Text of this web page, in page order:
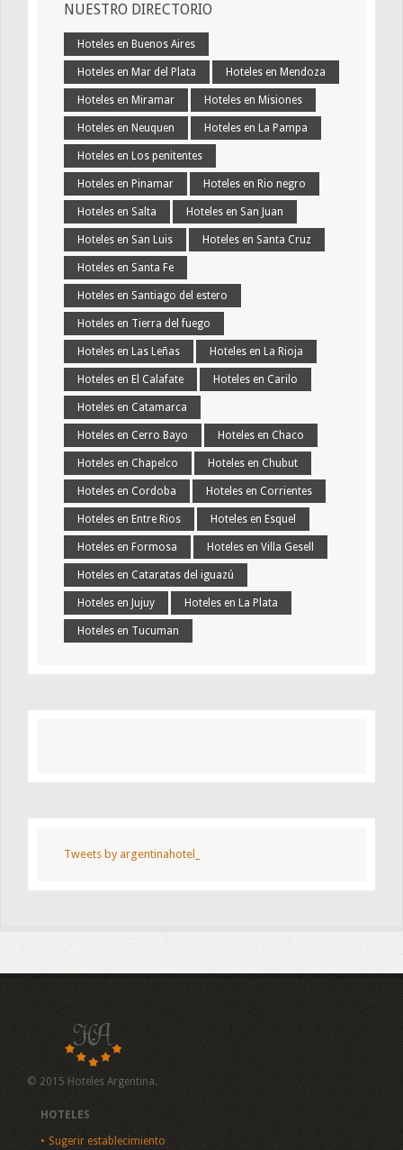
NUESTRO DIRECTORIO
Hoteles en Buenos Aires
Hoteles en Mar del Plata Hoteles en Mendoza
Hoteles en Miramar Hoteles en Misiones
Hoteles en Neuquen Hoteles en La Pampa
Hoteles en Los penitentes
Hoteles en Pinamar Hoteles en Rio negro
Hoteles en Salta Hoteles en San Juan
Hoteles en San Luis Hoteles en Santa Cruz
Hoteles en Santa Fe
Hoteles en Santiago del estero
Hoteles en Tierra del fuego
Hoteles en Las Leñas Hoteles en La Rioja
Hoteles en El Calafate Hoteles en Carilo
Hoteles en Catamarca
Hoteles en Cerro Bayo Hoteles en Chaco
Hoteles en Chapelco Hoteles en Chubut
Hoteles en Cordoba Hoteles en Corrientes
Hoteles en Entre Rios Hoteles en Esquel
Hoteles en Formosa Hoteles en Villa Gesell
Hoteles en Cataratas del iguazú
Hoteles en Jujuy Hoteles en La Plata
Hoteles en Tucuman
Tweets by argentinahotel_
© 2015 Hoteles Argentina.
HOTELES
Sugerir establecimiento